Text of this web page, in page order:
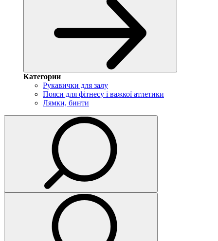
Категории
Рукавички для залу
Пояси для фітнесу і важкої атлетики
Лямки, бинти